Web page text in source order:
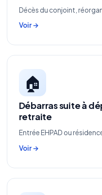
Décès du conjoint,
Voir →
🏠
Débarras suite à
retraite
Entrée EHPAD ou
Voir →